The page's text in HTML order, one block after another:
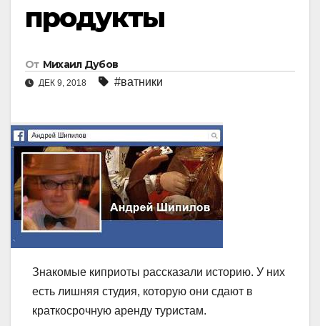
продукты
От Михаил Дубов
ДЕК 9, 2018 #ватники
Знакомые киприоты рассказали историю. У них
есть лишняя студия, которую они сдают в
краткосрочную аренду туристам.